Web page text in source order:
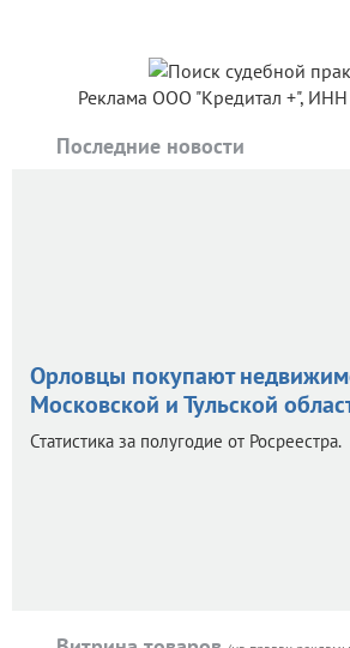
Реклама ООО "Кредитал +",
Последние новости
Орловцы покупают
Московской и Тульской
Статистика за полугодие от Росреестра.